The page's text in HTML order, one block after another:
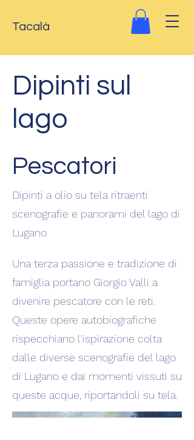
Tacalà
Dipinti sul
lago
Pescatori
Dipinti a olio su tela ritraenti
scenografie e panorami del lago di
Lugano
Una terza passione e tradizione di
famiglia portano Giorgio Valli a
divenire pescatore con le reti.
Queste opere autobiografiche
rispecchiano l'ispirazione colta
dalle diverse scenografie del lago
di Lugano e dai momenti vissuti su
queste acque, riportandoli su tela.